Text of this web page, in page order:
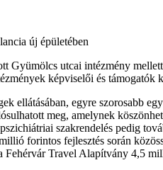
új épületében
utcai intézmény
képviselői és támogatók
ellátásában, egyre szorosabb
meg, amelynek
szakrendelés pedig
forintos fejlesztés során
Fehérvár Travel Alapítvány 4,5